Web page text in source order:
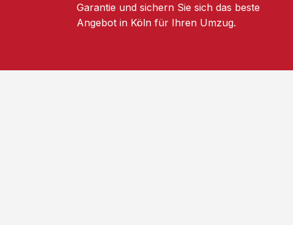
Garantie und sichern Sie sich das beste
Angebot in Köln für Ihren Umzug.